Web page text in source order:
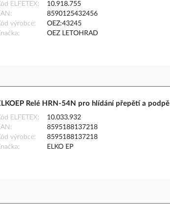
ELFETEX
10.918.755
8590125432456
výrobce
OEZ:43245
OEZ LETOHRAD
Relé HRN-54N pro hlídání přepětí a podpě
ELFETEX
10.033.932
8595188137218
výrobce
8595188137218
ELKO EP